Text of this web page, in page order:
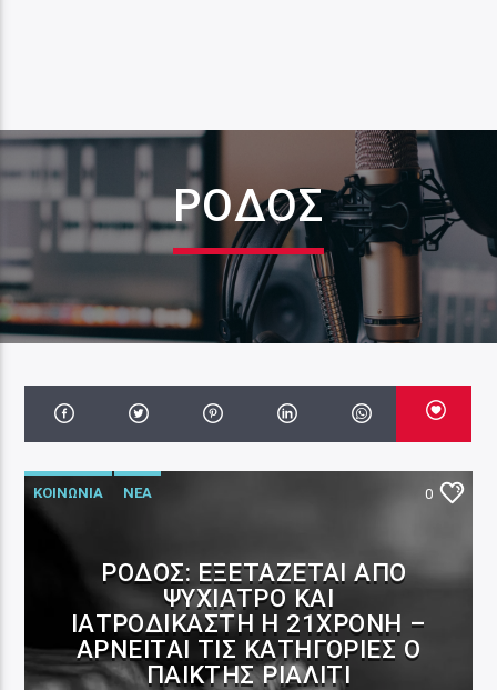
ΡΌΔΟΣ
ΚΟΙΝΩΝΙΑ ΝΕΑ 0
ΡΌΔΟΣ: ΕΞΕΤΆΖΕΤΑΙ ΑΠΌ
ΨΥΧΊΑΤΡΟ ΚΑΙ
ΙΑΤΡΟΔΙΚΑΣΤΉ Η 21ΧΡΟΝΗ –
ΑΡΝΕΊΤΑΙ ΤΙΣ ΚΑΤΗΓΟΡΊΕΣ Ο
ΠΑΊΚΤΗΣ ΡΙΆΛΙΤΙ